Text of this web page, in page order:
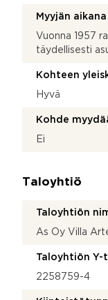
Myyjän
Vuonna 1957
täydellisesti
Kohteen
Hyvä
Kohde
Ei
Taloyhtiö
Taloyhtiön
As Oy Villa
Taloyhtiön Y-
2258759-4